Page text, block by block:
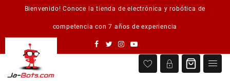
Bienvenido! Conoce la tienda de electrónica y robótica de
competencia con 7 años de experiencia